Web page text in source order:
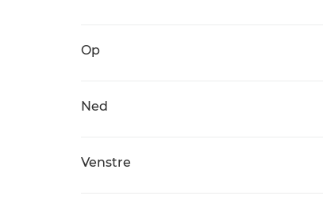
Op
Ned
Venstre